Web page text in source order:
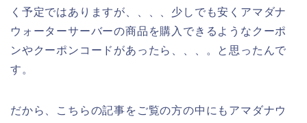
く予定ではありますが、、、、少しでも安くアマダナ
ウォーターサーバーの商品を購入できるようなクーポ
ンやクーポンコードがあったら、、、。と思ったんで
す。
だから、こちらの記事をご覧の方の中にもアマダナウ